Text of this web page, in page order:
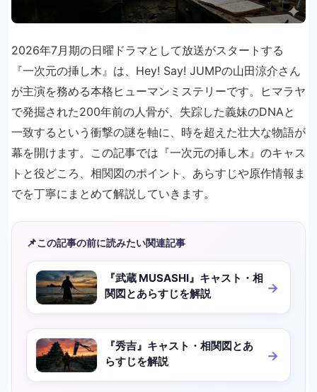
2026年7月期の日曜ドラマとして放送がスタートする
『一次元の挿し木』は、Hey! Say! JUMPの山田涼介さん
が主演を務める本格ヒューマンミステリーです。ヒマラヤ
で発掘された200年前の人骨が、失踪した義妹のDNAと
一致するという衝撃の謎を軸に、時を超えた壮大な物語が
幕を開けます。この記事では『一次元の挿し木』のキャス
トと役どころ、相関図のポイント、あらすじや原作情報ま
でを丁寧にまとめて解説していきます。
📌この記事の前に読みたい関連記事
『武蔵 MUSASHI』キャスト・相
関図とあらすじを解説
『秀吉』キャスト・相関図とあ
らすじを解説